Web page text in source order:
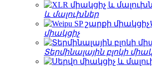
և մալուխներ
միակցիչ
Տերմինալային բլոկի